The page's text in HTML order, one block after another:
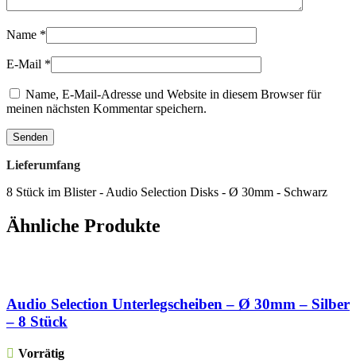
Name *
E-Mail *
Name, E-Mail-Adresse und Website in diesem Browser für
meinen nächsten Kommentar speichern.
Lieferumfang
8 Stück im Blister - Audio Selection Disks - Ø 30mm - Schwarz
Ähnliche Produkte
Audio Selection Unterlegscheiben – Ø 30mm – Silber
– 8 Stück
Vorrätig